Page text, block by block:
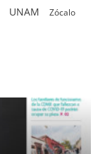
UNAM Zócalo